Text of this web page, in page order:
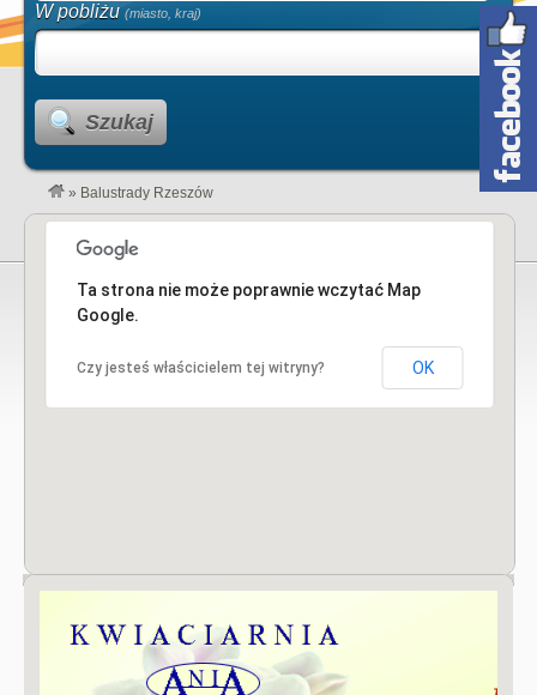
W pobliżu (miasto, kraj)
Szukaj
» Balustrady Rzeszów
Ta strona nie może poprawnie wczytać Map
Google.
Czy jesteś właścicielem tej witryny? OK